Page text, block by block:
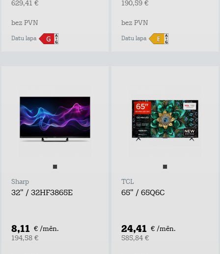
629,41 €
bez PVN
Datu lapa
190,59 €
bez PVN
Datu lapa
Sharp
32" / 32HF3865E
8,11 € /mēn.
194,58 €
TCL
65" / 65Q6C
24,41 € /mēn.
585,84 €